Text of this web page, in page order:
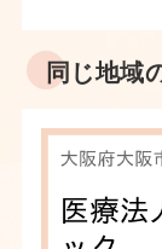
同じ地域